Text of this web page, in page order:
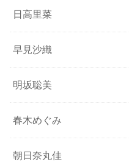
日高里菜
早見沙織
明坂聡美
春木めぐみ
朝日奈丸佳